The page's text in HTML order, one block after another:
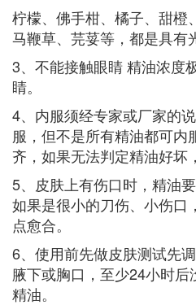
柠檬、佛手柑、橘子、甜橙
马鞭草、芫荽等，都是具有
3、不能接触眼睛 精油浓度
睛。
4、内服须经专家或厂家的
服，但不是所有精油都可内
齐，如果无法判定精油好坏
5、皮肤上有伤口时，精油
如果是很小的刀伤、小伤口
点愈合。
6、使用前先做皮肤测试先
腋下或胸口，至少24小时
精油。